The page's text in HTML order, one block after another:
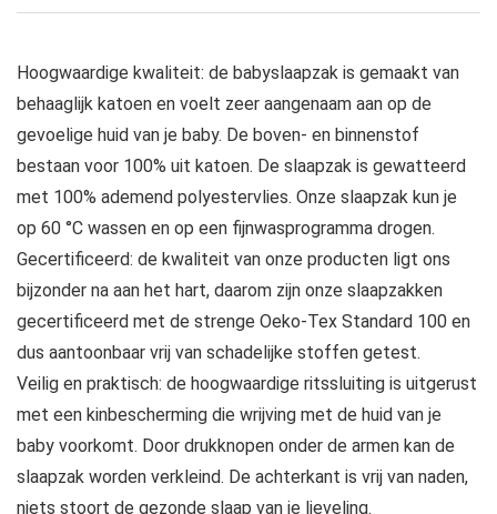
Hoogwaardige kwaliteit: de babyslaapzak is gemaakt van
behaaglijk katoen en voelt zeer aangenaam aan op de
gevoelige huid van je baby. De boven- en binnenstof
bestaan voor 100% uit katoen. De slaapzak is gewatteerd
met 100% ademend polyestervlies. Onze slaapzak kun je
op 60 °C wassen en op een fijnwasprogramma drogen.
Gecertificeerd: de kwaliteit van onze producten ligt ons
bijzonder na aan het hart, daarom zijn onze slaapzakken
gecertificeerd met de strenge Oeko-Tex Standard 100 en
dus aantoonbaar vrij van schadelijke stoffen getest.
Veilig en praktisch: de hoogwaardige ritssluiting is uitgerust
met een kinbescherming die wrijving met de huid van je
baby voorkomt. Door drukknopen onder de armen kan de
slaapzak worden verkleind. De achterkant is vrij van naden,
niets stoort de gezonde slaap van je lieveling.